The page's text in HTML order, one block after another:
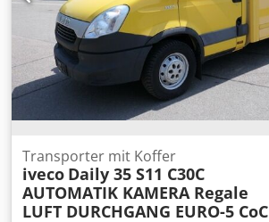
Transporter mit Koffer
iveco Daily 35 S11 C30C
AUTOMATIK KAMERA Regale
LUFT DURCHGANG EURO-5 CoC